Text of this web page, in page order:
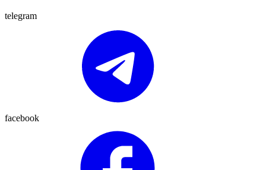
telegram
facebook